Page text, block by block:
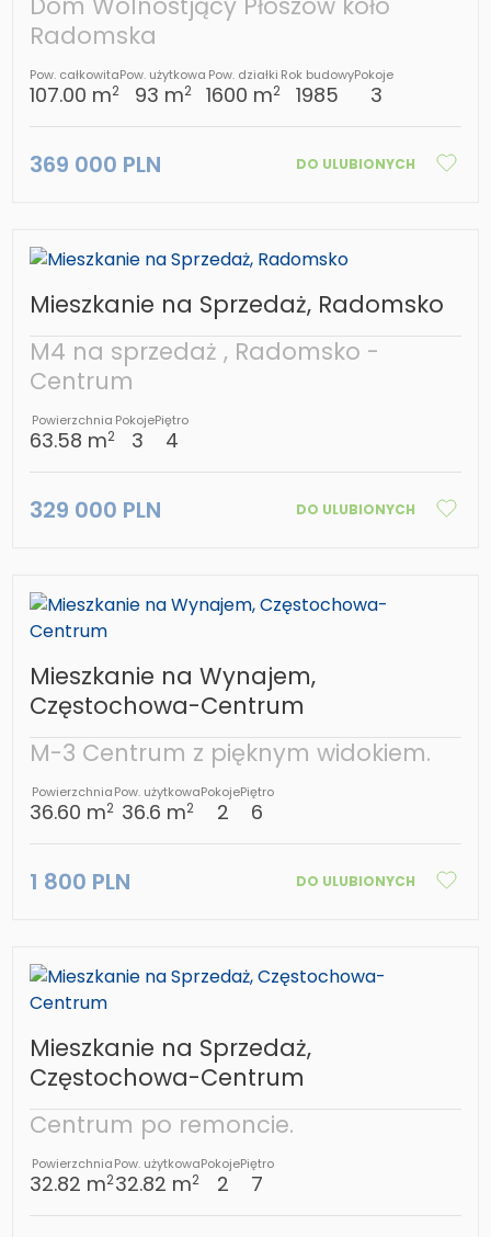
Radomska
Pow. całkowita
107.00 m2
Pow. użytkowa
93 m2
Pow. działki
1600 m2
Rok budowy
1985
Pokoje
3
369 000 PLN DO ULUBIONYCH
Mieszkanie na Sprzedaż, Radomsko
M4 na sprzedaż , Radomsko -
Centrum
Powierzchnia
63.58 m2
Pokoje
3
Piętro
4
329 000 PLN DO ULUBIONYCH
Mieszkanie na Wynajem,
Częstochowa-Centrum
M-3 Centrum z pięknym widokiem.
Powierzchnia
36.60 m2
Pow. użytkowa
36.6 m2
Pokoje
2
Piętro
6
1 800 PLN DO ULUBIONYCH
Mieszkanie na Sprzedaż,
Częstochowa-Centrum
Centrum po remoncie.
Powierzchnia
32.82 m2
Pow. użytkowa
32.82 m2
Pokoje
2
Piętro
7